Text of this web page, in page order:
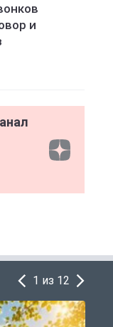
и
1 из 12